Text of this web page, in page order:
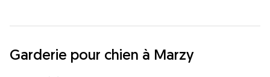
Garderie pour chien à Marzy